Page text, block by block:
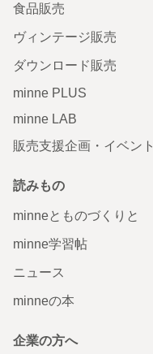
食品販売
ヴィンテージ販売
ダウンロード販売
minne PLUS
minne LAB
販売支援企画・イベント
読みもの
minneとものづくりと
minne学習帖
ニュース
minneの本
企業の方へ